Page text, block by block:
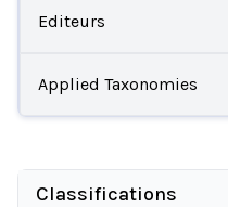
Editeurs
Applied Taxonomies
Classifications